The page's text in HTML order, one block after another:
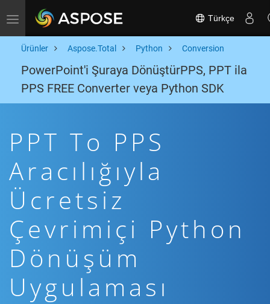
Toggle navigation Türkçe
Ürünler Aspose.Total Python Conversion
PowerPoint'i Şuraya DönüştürPPS, PPT ila
PPS FREE Converter veya Python SDK
PPT To PPS
Aracılığıyla
Ücretsiz
Çevrimiçi Python
Dönüşüm
Uygulaması